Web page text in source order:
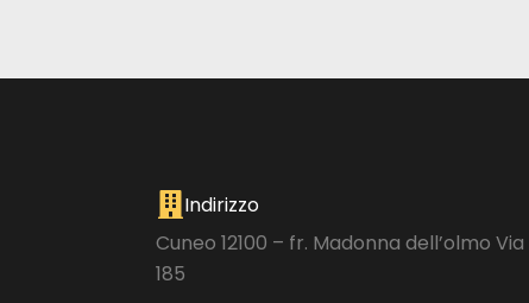
Indirizzo
Cuneo 12100 – fr. Madonna dell’olmo
185